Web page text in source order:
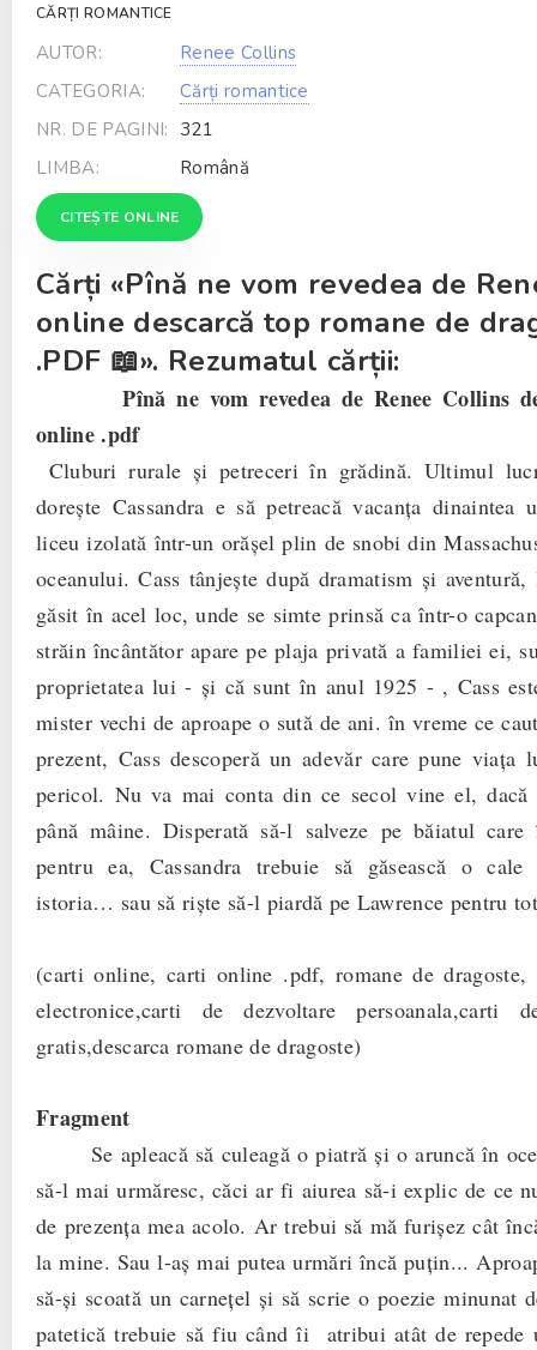
CĂRȚI ROMANTICE
AUTOR:
Renee Collins
CATEGORIA:
Cărți romantice
NR. DE PAGINI: 321
LIMBA:
Română
CITEȘTE ONLINE
Cărți «Pînă ne vom revedea de
online descarcă top romane de
.PDF 📖». Rezumatul cărții:
Pînă ne vom revedea de Renee Collins
online .pdf
Cluburi rurale și petreceri în grădină. Ultimul
dorește Cassandra e să petreacă vacanța
liceu izolată într-un orășel plin de snobi din
oceanului. Cass tânjește după dramatism și
găsit în acel loc, unde se simte prinsă ca într-o
străin încântător apare pe plaja privată a familiei ei,
proprietatea lui - și că sunt în anul 1925 - , Cass
mister vechi de aproape o sută de ani. în vreme ce
prezent, Cass descoperă un adevăr care pune viața
pericol. Nu va mai conta din ce secol vine el,
până mâine. Disperată să-l salveze pe băiatul care
pentru ea, Cassandra trebuie să găsească o
istoria… sau să riște să-l piardă pe Lawrence pentru
(carti online, carti online .pdf, romane de
electronice,carti de dezvoltare persoanala,carti
gratis,descarca romane de dragoste)
Fragment
Se apleacă să culeagă o piatră şi o aruncă în
să-l mai urmăresc, căci ar fi aiurea să-i explic de ce
de prezenţa mea acolo. Ar trebui să mă furişez cât
la mine. Sau l-aş mai putea urmări încă puţin...
să-şi scoată un carneţel şi să scrie o poezie minunat
patetică trebuie să fiu când îi atribui atât de repede